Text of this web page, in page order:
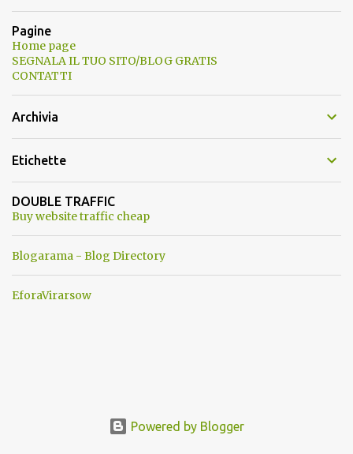
Pagine
Home page
SEGNALA IL TUO SITO/BLOG GRATIS
CONTATTI
Archivia
Etichette
DOUBLE TRAFFIC
Buy website traffic cheap
Blogarama - Blog Directory
EforaVirarsow
Powered by Blogger